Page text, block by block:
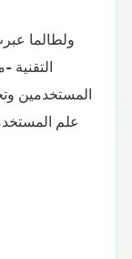
ولطالما
المستخدمين
علم